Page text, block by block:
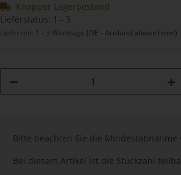
Knapper Lagerbestand
Lieferstatus: 1 - 3
Lieferzeit: 1 - 3 Werktage (DE - Ausland abweichend)
Bitte beachten Sie die Mindestabnahme
Bei diesem Artikel ist die Stückzahl